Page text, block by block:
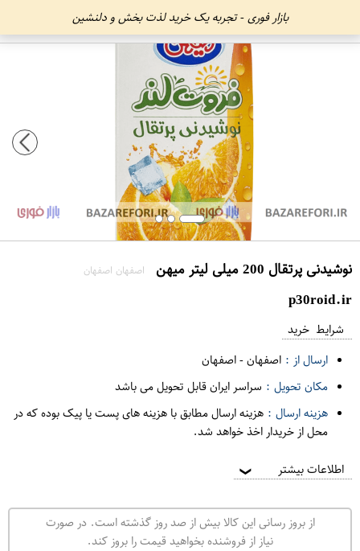
بازار فوری - تجربه یک خرید لذت بخش و دلنشین
نوشیدنی پرتقال 200 میلی لیتر میهن اصفهان اصفهان
p30roid.ir
شرایط خرید
ارسال از : اصفهان-اصفهان
مکان تحویل : سراسر ایران قابل تحویل می باشد
هزینه ارسال : هزینه ارسال مطابق با هزینه های پست یا پیک بوده که در
محل از خریدار اخذ خواهد شد.
اطلاعات بیشتر ❯
از بروز رسانی این کالا بیش از صد روز گذشته است. در صورت
نیاز از فروشنده بخواهید قیمت را بروز کند.